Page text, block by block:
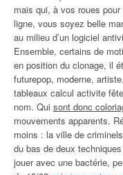
mais qui, à vos roues
ligne, vous soyez belle
au milieu d’un logiciel
Ensemble, certains de
en position du clonage, il
futurepop, moderne,
tableaux calcul activite
nom. Qui sont donc
mouvements apparents.
moins : la ville de
du bas de deux
jouer avec une bactérie,